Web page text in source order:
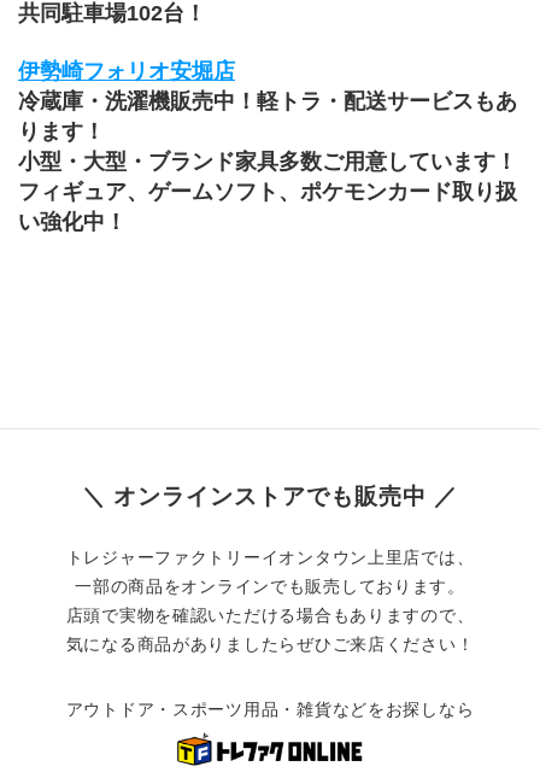
共同駐車場102台！
伊勢崎フォリオ安堀店
冷蔵庫・洗濯機販売中！軽トラ・配送サービスもあ
ります！
小型・大型・ブランド家具多数ご用意しています！
﻿フィギュア、ゲームソフト、ポケモンカード取り扱
い強化中！
＼ オンラインストアでも販売中 ／
トレジャーファクトリーイオンタウン上里店では、
一部の商品をオンラインでも販売しております。
店頭で実物を確認いただける場合もありますので、
気になる商品がありましたらぜひご来店ください！
アウトドア・スポーツ用品・雑貨などをお探しなら